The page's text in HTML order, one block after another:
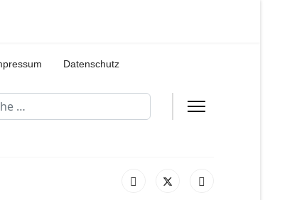
Datenschutz